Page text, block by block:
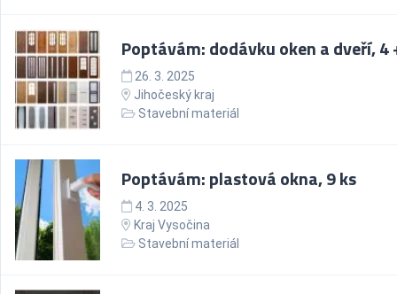
Poptávám: dodávku oken a dveří, 4
26. 3. 2025
Jihočeský kraj
Stavební materiál
Poptávám: plastová okna, 9 ks
4. 3. 2025
Kraj Vysočina
Stavební materiál